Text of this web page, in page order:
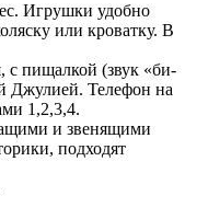
Игрушки удобно
или кроватку. В
с пищалкой (звук «би-
Джулией. Телефон на
1,2,3,4.
и звенящими
подходят